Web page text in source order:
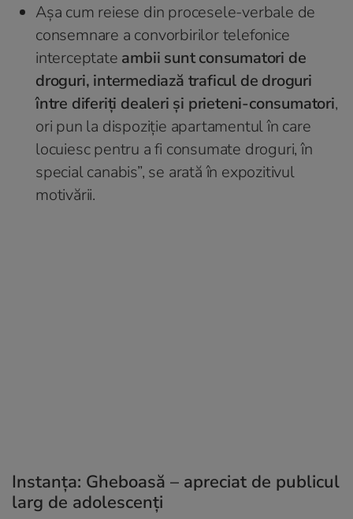
Aşa cum reiese din procesele-verbale de
consemnare a convorbirilor telefonice
interceptate ambii sunt consumatori de
droguri, intermediază traficul de droguri
între diferiţi dealeri şi prieteni-consumatori,
ori pun la dispoziţie apartamentul în care
locuiesc pentru a fi consumate droguri, în
special canabis”, se arată în expozitivul
motivării.
Instanța: Gheboasă – apreciat de publicul
larg de adolescenți